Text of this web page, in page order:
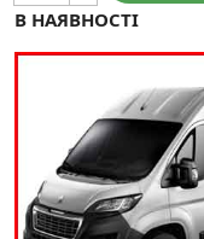
В НАЯВНОСТІ